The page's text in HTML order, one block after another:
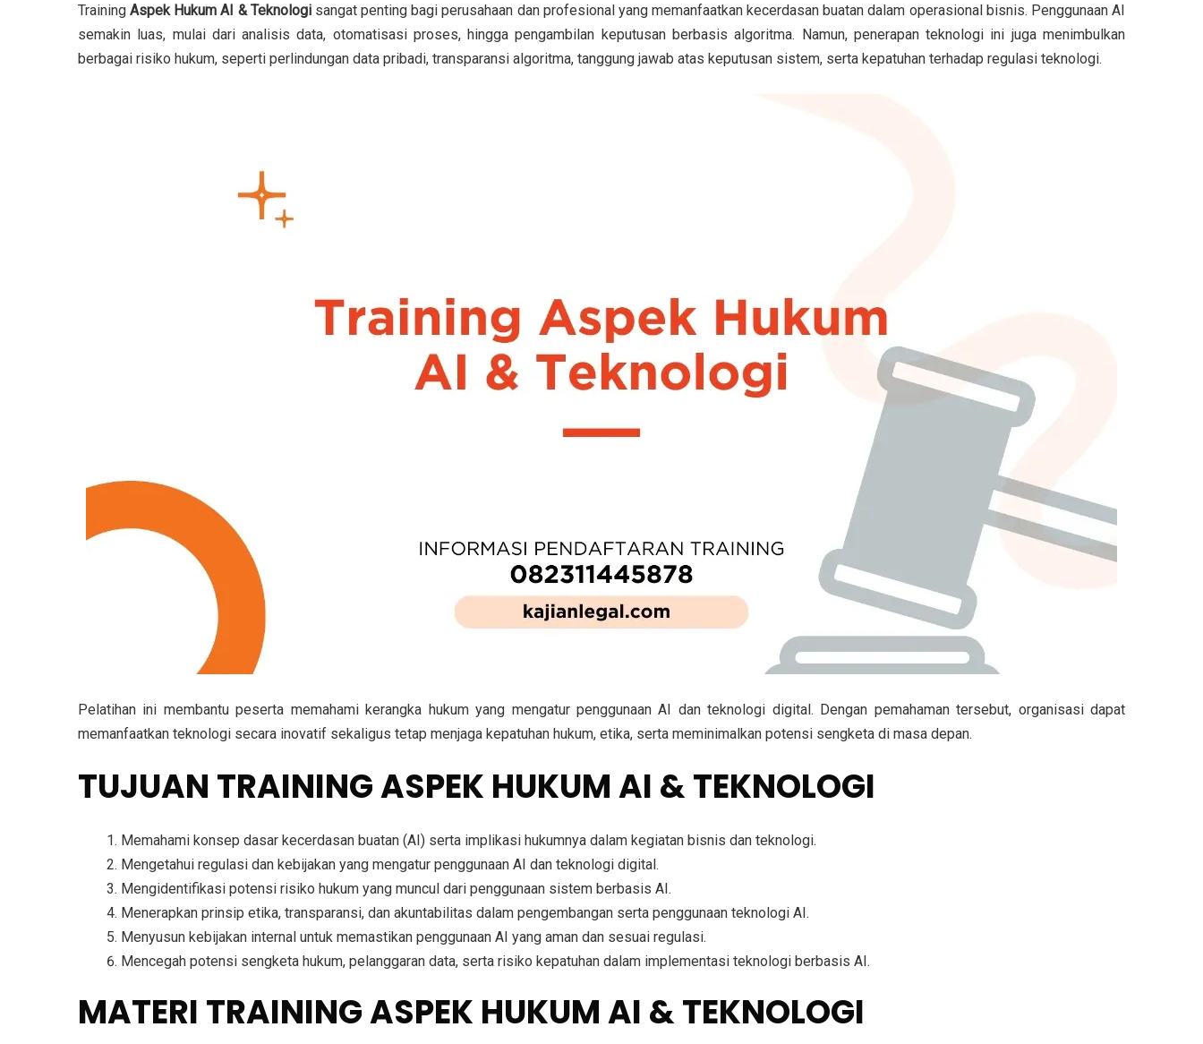
TrainingAspek Hukum AI & Teknologisangat penting bagi perusahaan dan profesional yang memanfaatkan kecerdasan buatan dalam operasional bisnis. Penggunaan AI
semakin luas, mulai dari analisis data, otomatisasi proses, hingga pengambilan keputusan berbasis algoritma. Namun, penerapan teknologi ini juga menimbulkan
berbagai risiko hukum, seperti perlindungan data pribadi, transparansi algoritma, tanggung jawab atas keputusan sistem, serta kepatuhan terhadap regulasi teknologi.
Pelatihan ini membantu peserta memahami kerangka hukum yang mengatur penggunaan AI dan teknologi digital. Dengan pemahaman tersebut, organisasi dapat
memanfaatkan teknologi secara inovatif sekaligus tetap menjaga kepatuhan hukum, etika, serta meminimalkan potensi sengketa di masa depan.
TUJUAN TRAINING ASPEK HUKUM AI & TEKNOLOGI
Memahami konsep dasar kecerdasan buatan (AI) serta implikasi hukumnya dalam kegiatan bisnis dan teknologi.
Mengetahui regulasi dan kebijakan yang mengatur penggunaan AI dan teknologi digital.
Mengidentifikasi potensi risiko hukum yang muncul dari penggunaan sistem berbasis AI.
Menerapkan prinsip etika, transparansi, dan akuntabilitas dalam pengembangan serta penggunaan teknologi AI.
Menyusun kebijakan internal untuk memastikan penggunaan AI yang aman dan sesuai regulasi.
Mencegah potensi sengketa hukum, pelanggaran data, serta risiko kepatuhan dalam implementasi teknologi berbasis AI.
MATERI TRAINING ASPEK HUKUM AI & TEKNOLOGI